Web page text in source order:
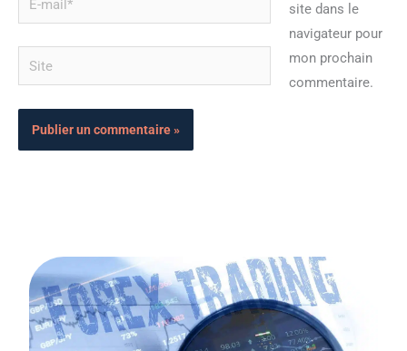
mail*
Site
site dans le
navigateur pour
mon prochain
commentaire.